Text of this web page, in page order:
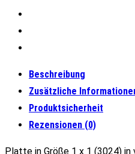
Beschreibung
Zusätzliche
Produktsicherheit
Rezensionen (0)
Platte in Größe 1 x 1 (3024) in